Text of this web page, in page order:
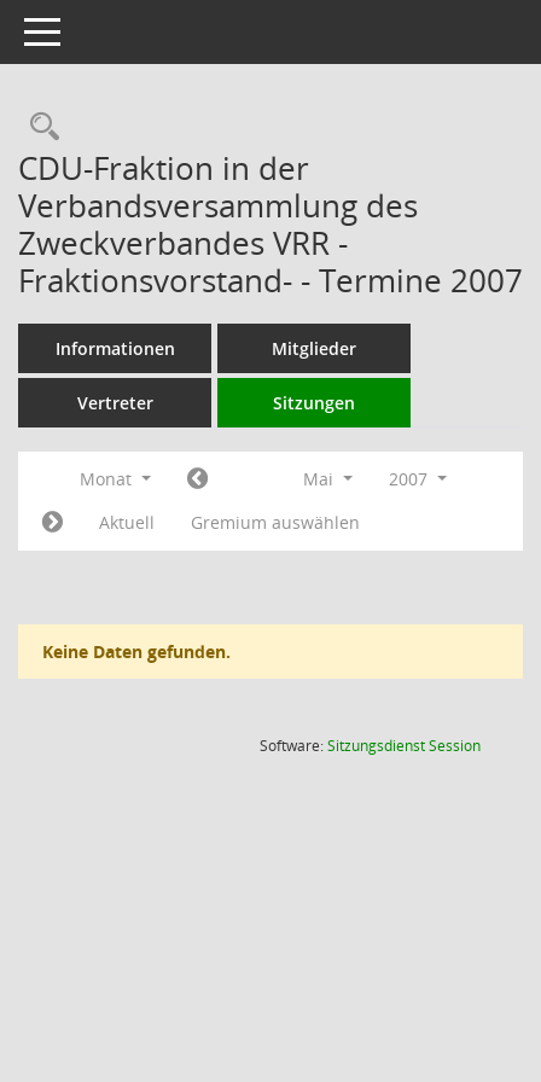
Toggle navigation
Rechercheauswahl
CDU-Fraktion in der
Verbandsversammlung des
Zweckverbandes VRR -
Fraktionsvorstand- - Termine 2007
Informationen Mitglieder
Vertreter Sitzungen
Monat Mai
2007
Aktuell
Gremium auswählen
Keine Daten gefunden.
Software:SitzungsdienstSession(Wird in